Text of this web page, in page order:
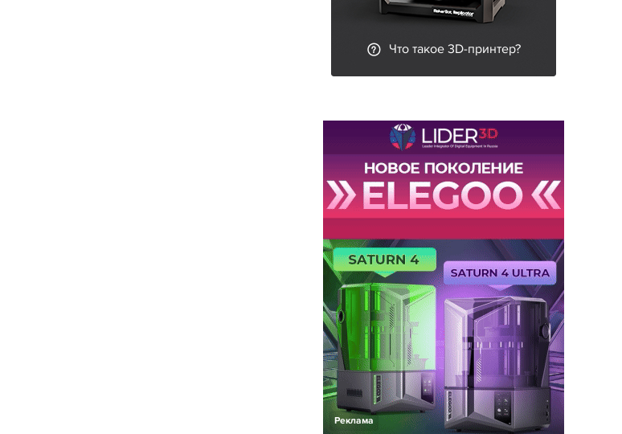
Что такое 3D-принтер?
Реклама